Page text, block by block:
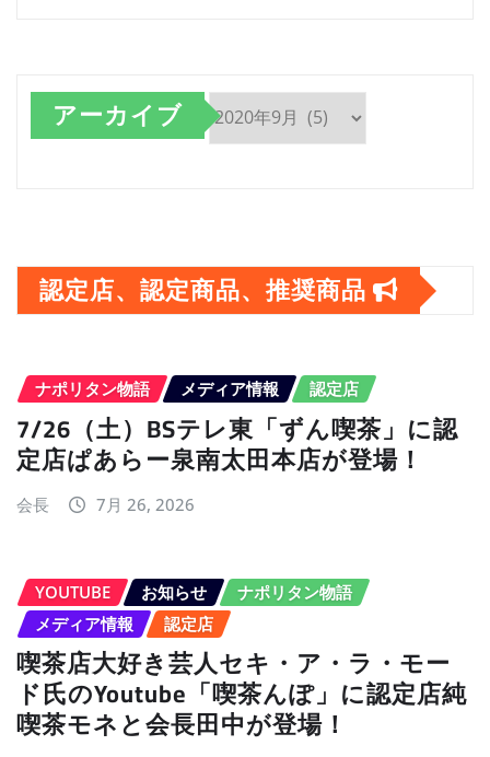
アーカイブ
イ
ブ
認定店、認定商品、推奨商品
ナポリタン物語 メディア情報 認定店
7/26（土）BSテレ東「ずん喫茶」に認
定店ぱあらー泉南太田本店が登場！
会長 7月 26, 2026
YOUTUBE お知らせ
ナポリタン物語
メディア情報
認定店
喫茶店大好き芸人セキ・ア・ラ・モー
ド氏のYoutube「喫茶んぽ」に認定店純
喫茶モネと会長田中が登場！